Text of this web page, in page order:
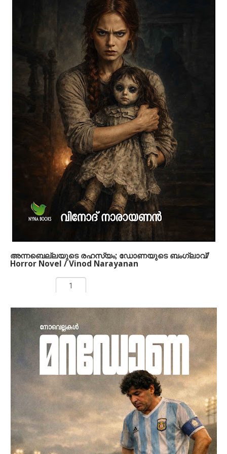
Caretaker of the Lotus' is a romantic and emotionally
driven story that explores devotion, admiration, and the
responsibility of protecting true love. The narrative
reflects deep emotional commitment and highlights the
idea that love is not just a feeling—it is a duty, a promise,
and a lifelong responsibility. This debut work presents a
heartfelt journey centered on loyalty, respect, and timeless
values in relationships.
അന്നബെല്ലയുടെ രഹസ്യം; ഡോണയുടെ ബംഗ്ലാവ്/
Horror Novel / Vinod Narayanan
ADD TO CART